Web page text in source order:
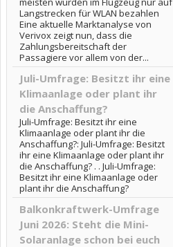
Langstrecken für WLAN bezahlen
Eine aktuelle Marktanalyse von
Verivox zeigt nun, dass die
Zahlungsbereitschaft der
Passagiere vor allem von der...
Juli-Umfrage: Besitzt ihr eine
Klimaanlage oder plant ihr
die Anschaffung?
Juli-Umfrage: Besitzt ihr eine
Klimaanlage oder plant ihr die
Anschaffung?: Juli-Umfrage: Besitzt
ihr eine Klimaanlage oder plant ihr
die Anschaffung? . . Juli-Umfrage:
Besitzt ihr eine Klimaanlage oder
plant ihr die Anschaffung?
Balkonkraftwerk-Umfrage
Juni 2026: Steht die Mini-
Solaranlage schon bei euch